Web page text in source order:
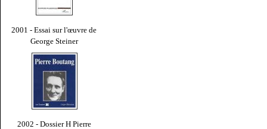
2001 - Essai sur l'œuvre de
George Steiner
2002 - Dossier H Pierre